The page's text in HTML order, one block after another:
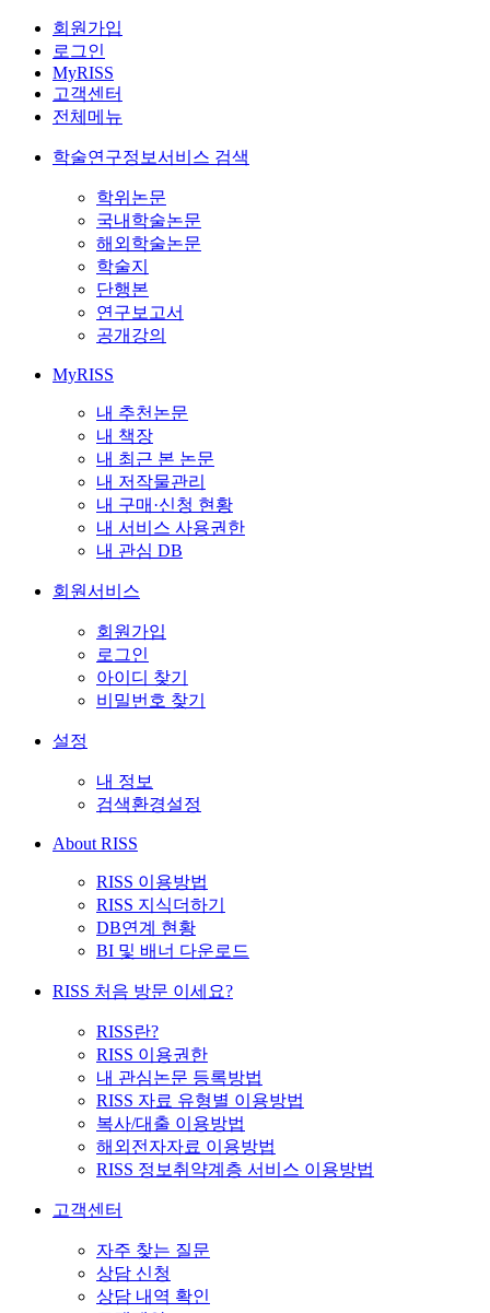
회원가입
로그인
MyRISS
고객센터
전체메뉴
학술연구정보서비스 검색
학위논문
국내학술논문
해외학술논문
학술지
단행본
연구보고서
공개강의
MyRISS
내 추천논문
내 책장
내 최근 본 논문
내 저작물관리
내 구매·신청 현황
내 서비스 사용권한
내 관심 DB
회원서비스
회원가입
로그인
아이디 찾기
비밀번호 찾기
설정
내 정보
검색환경설정
About RISS
RISS 이용방법
RISS 지식더하기
DB연계 현황
BI 및 배너 다운로드
RISS 처음 방문 이세요?
RISS란?
RISS 이용권한
내 관심논문 등록방법
RISS 자료 유형별 이용방법
복사/대출 이용방법
해외전자자료 이용방법
RISS 정보취약계층 서비스 이용방법
고객센터
자주 찾는 질문
상담 신청
상담 내역 확인